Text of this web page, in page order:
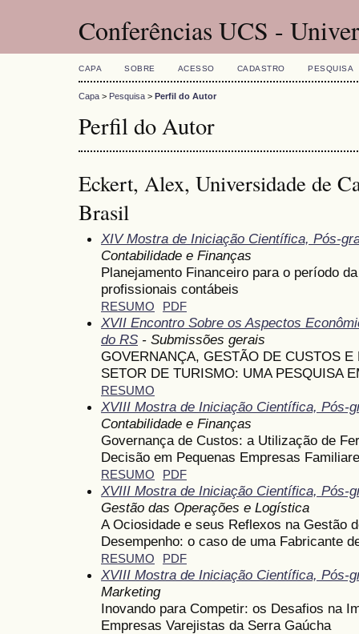
Conferências UCS -
CAPA SOBRE ACESSO CADASTRO PESQUISA
Capa > Pesquisa > Perfil do Autor
Perfil do Autor
Eckert, Alex, Universidade de
Brasil
XIV Mostra de Iniciação Científica, Pós-
Contabilidade e Finanças
Planejamento Financeiro para o período
profissionais contábeis
RESUMO PDF
XVII Encontro Sobre os Aspectos
do RS - Submissões gerais
GOVERNANÇA, GESTÃO DE CUSTOS
SETOR DE TURISMO: UMA PESQUISA
RESUMO
XVIII Mostra de Iniciação Científica, Pós-
Contabilidade e Finanças
Governança de Custos: a Utilização de
Decisão em Pequenas Empresas
RESUMO PDF
XVIII Mostra de Iniciação Científica, Pós-
Gestão das Operações e Logística
A Ociosidade e seus Reflexos na Gestão
Desempenho: o caso de uma Fabricante
RESUMO PDF
XVIII Mostra de Iniciação Científica, Pós-
Marketing
Inovando para Competir: os Desafios na
Empresas Varejistas da Serra Gaúcha